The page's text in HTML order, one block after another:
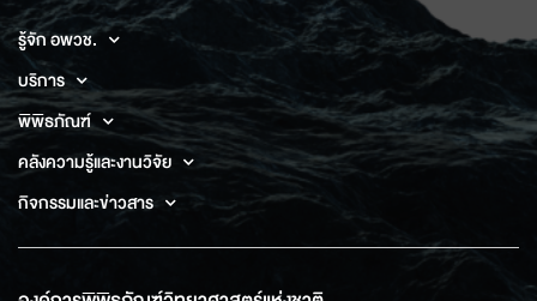
รู้จัก อพวช.
บริการ
พิพิธภัณฑ์
คลังความรู้และงานวิจัย
กิจกรรมและข่าวสาร